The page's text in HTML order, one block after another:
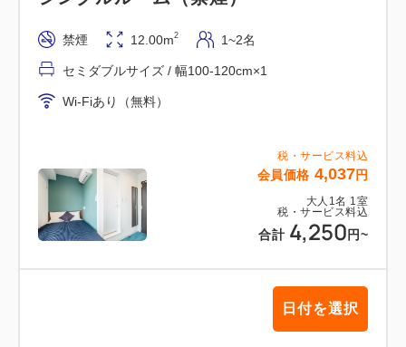
税・サービス料込
会員価格 4,037円
大人 1 名 1 室
税・サービス料込
合計 4,250 円~
禁煙 12.00m2 1~2名
セミダブルサイズ / 幅100-120cm×1
Wi-Fiあり（無料）
日付を選択